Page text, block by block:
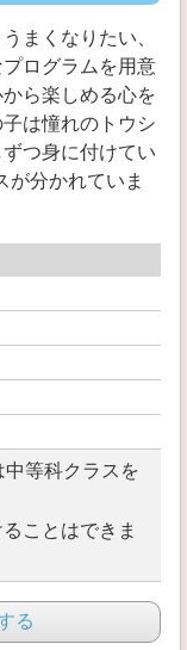
まくなりたい、
ログラムを用意
ら楽しめる心を
は憧れのトウシ
つ身に付けてい
が分かれていま
等科クラスを
ことはできま
る